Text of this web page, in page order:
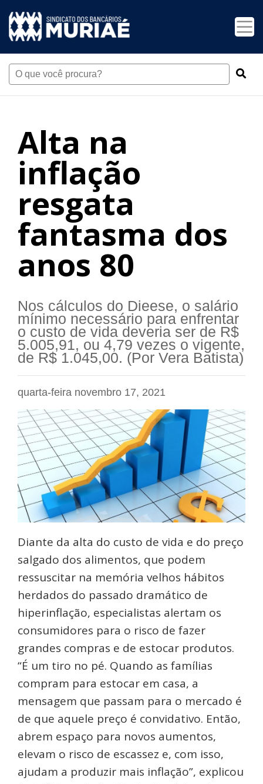
Alta na
inflação
resgata
fantasma dos
anos 80
Nos cálculos do Dieese, o salário
mínimo necessário para enfrentar
o custo de vida deveria ser de R$
5.005,91, ou 4,79 vezes o vigente,
de R$ 1.045,00. (Por Vera Batista)
quarta-feira novembro 17, 2021
Diante da alta do custo de vida e do preço
salgado dos alimentos, que podem
ressuscitar na memória velhos hábitos
herdados do passado dramático de
hiperinflação, especialistas alertam os
consumidores para o risco de fazer
grandes compras e de estocar produtos.
“É um tiro no pé. Quando as famílias
compram para estocar em casa, a
mensagem que passam para o mercado é
de que aquele preço é convidativo. Então,
abrem espaço para novos aumentos,
elevam o risco de escassez e, com isso,
ajudam a produzir mais inflação”, explicou